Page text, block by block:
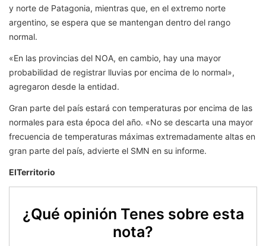
y norte de Patagonia, mientras que, en el extremo norte
argentino, se espera que se mantengan dentro del rango
normal.
«En las provincias del NOA, en cambio, hay una mayor
probabilidad de registrar lluvias por encima de lo normal»,
agregaron desde la entidad.
Gran parte del país estará con temperaturas por encima de las
normales para esta época del año. «No se descarta una mayor
frecuencia de temperaturas máximas extremadamente altas en
gran parte del país, advierte el SMN en su informe.
ElTerritorio
¿Qué opinión Tenes sobre esta
nota?